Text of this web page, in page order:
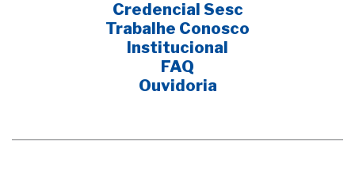
Credencial Sesc
Trabalhe Conosco
Institucional
FAQ
Ouvidoria